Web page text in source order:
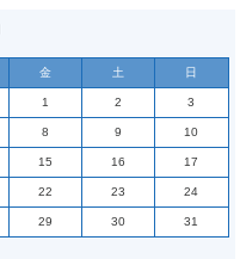
金 土 日
1 2 3
8 9 10
15 16 17
22 23 24
29 30
31